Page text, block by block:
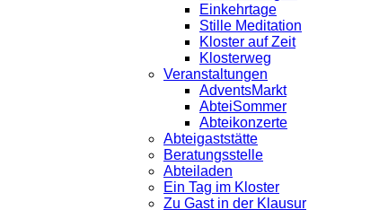
Einkehrtage
Stille Meditation
Kloster auf Zeit
Klosterweg
Veranstaltungen
AdventsMarkt
AbteiSommer
Abteikonzerte
Abteigaststätte
Beratungsstelle
Abteiladen
Ein Tag im Kloster
Zu Gast in der Klausur